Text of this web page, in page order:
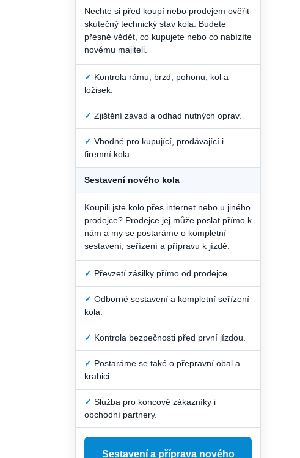
Nechte si před koupí nebo prodejem ověřit
skutečný technický stav kola. Budete
přesně vědět, co kupujete nebo co nabízíte
novému majiteli.
✓ Kontrola rámu, brzd, pohonu, kol a
ložisek.
✓ Zjištění závad a odhad nutných oprav.
✓ Vhodné pro kupující, prodávající i
firemní kola.
Sestavení nového kola
Koupili jste kolo přes internet nebo u jiného
prodejce? Prodejce jej může poslat přímo k
nám a my se postaráme o kompletní
sestavení, seřízení a přípravu k jízdě.
✓ Převzetí zásilky přímo od prodejce.
✓ Odborné sestavení a kompletní seřízení
kola.
✓ Kontrola bezpečnosti před první jízdou.
✓ Postaráme se také o přepravní obal a
krabici.
✓ Služba pro koncové zákazníky i
obchodní partnery.
Sestavení a příprava nového